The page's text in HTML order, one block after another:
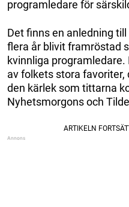
programledare för
Det finns en anledning
flera år blivit framröstad
kvinnliga
av folkets stora
den kärlek som tittarna
Nyhetsmorgons och